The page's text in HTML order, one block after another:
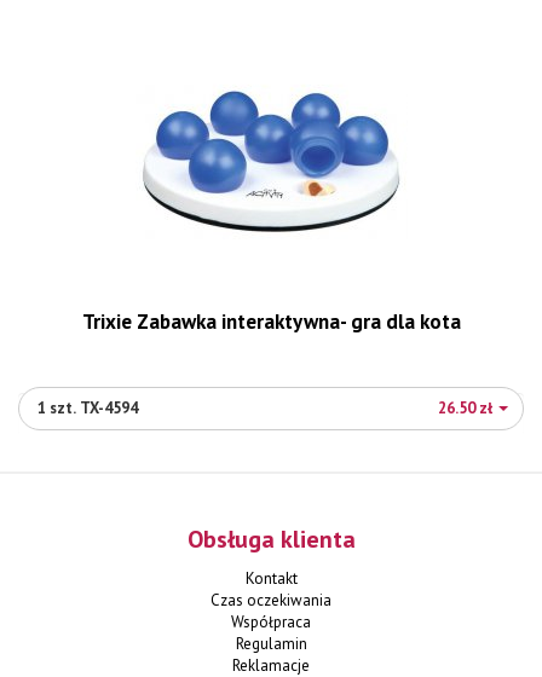
Trixie Zabawka interaktywna- gra dla kota
1 szt. TX-4594 26.50 zł
Obsługa klienta
Kontakt
Czas oczekiwania
Współpraca
Regulamin
Reklamacje